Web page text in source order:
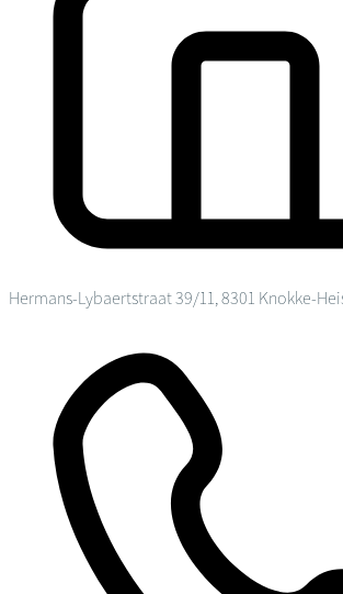
Hermans-Lybaertstraat 39/11, 8301 Knokke-